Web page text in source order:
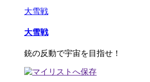
大雪戦
大雪戦
銃の反動で宇宙を目指せ！